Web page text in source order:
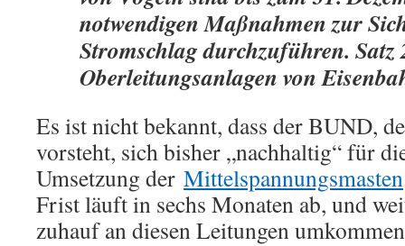
notwendigen Maßnahmen zur
Stromschlag durchzuführen.
Oberleitungsanlagen von
Es ist nicht bekannt, dass der BUND,
vorsteht, sich bisher „nachhaltig“ für
Umsetzung der Mittelspannungsmasten
Frist läuft in sechs Monaten ab, und
zuhauf an diesen Leitungen